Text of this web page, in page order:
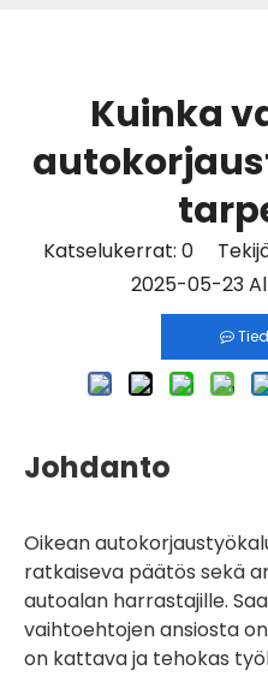
Kuinka
Katselukerrat: 0
2025-05-23
Johdanto
Oikean
ratkaiseva päätös sekä
autoalan harrastajille.
vaihtoehtojen ansiosta
on kattava ja tehokas